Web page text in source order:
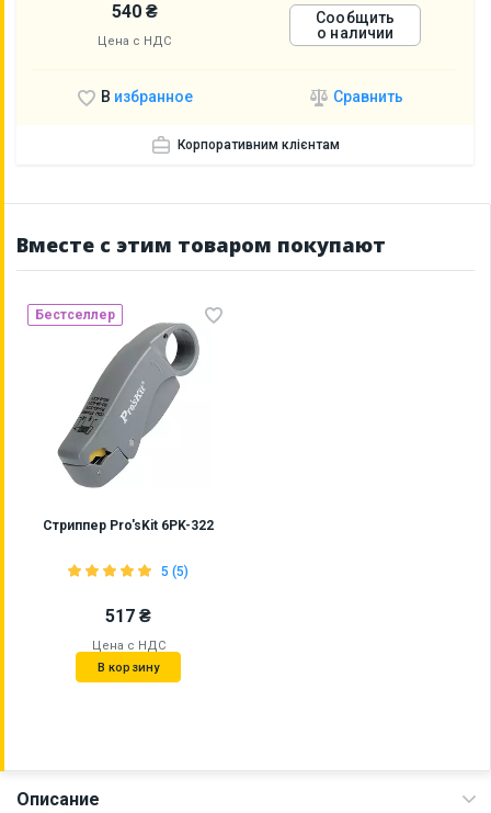
540 ₴
Цена с НДС
Сообщить
о наличии
В избранное Сравнить
Корпоративним клієнтам
Вместе с этим товаром покупают
Бестселлер
Стриппер Pro'sKit 6PK-322
5 (5)
517 ₴
Цена с НДС
В корзину
Описание